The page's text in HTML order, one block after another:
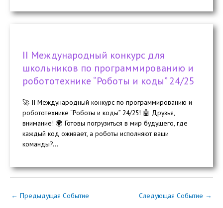
II Международный конкурс для
школьников по программированию и
робототехнике “Роботы и коды” 24/25
🚀 II Международный конкурс по программированию и
робототехнике “Роботы и коды” 24/25! 🤖 Друзья,
внимание! 🌍 Готовы погрузиться в мир будущего, где
каждый код оживает, а роботы исполняют ваши
команды?...
← Предыдущая Событие Следующая Событие →